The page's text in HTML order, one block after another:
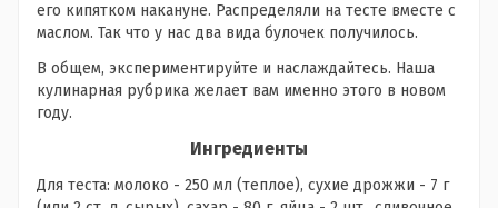
его кипятком накануне. Распределяли на тесте вместе с
маслом. Так что у нас два вида булочек получилось.
В общем, экспериментируйте и наслаждайтесь. Наша
кулинарная рубрика желает вам именно этого в новом
году.
Ингредиенты
Для теста: молоко - 250 мл (теплое), сухие дрожжи - 7 г